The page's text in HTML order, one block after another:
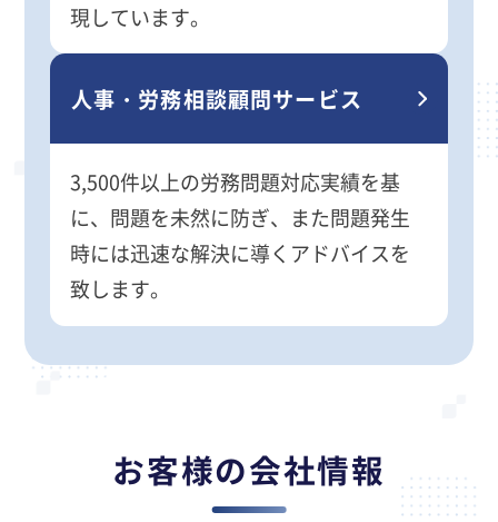
現しています。
人事・労務相談顧問サービス
3,500件以上の労務問題対応実績を基
に、問題を未然に防ぎ、また問題発生
時には迅速な解決に導くアドバイスを
致します。
お客様の会社情報